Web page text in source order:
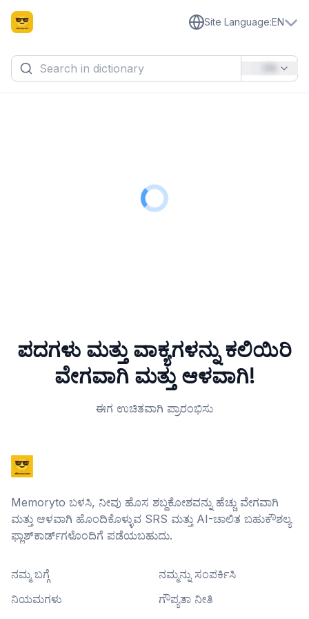
Site Language:EN
ಪದಗಳು ಮತ್ತು ವಾಕ್ಯಗಳನ್ನು ಕಲಿಯಿರಿ
ವೇಗವಾಗಿ ಮತ್ತು ಆಳವಾಗಿ!
ಈಗ ಉಚಿತವಾಗಿ ಪ್ರಾರಂಭಿಸು
Memoryto ಬಳಸಿ, ನೀವು ಹೊಸ ಶಬ್ದಕೋಶವನ್ನು ಹೆಚ್ಚು ವೇಗವಾಗಿ
ಮತ್ತು ಆಳವಾಗಿ ಹೊಂದಿಕೊಳ್ಳುವ SRS ಮತ್ತು AI-ಚಾಲಿತ ಬಹುಕೌಶಲ್ಯ
ಫ್ಲಾಶ್‌ಕಾರ್ಡ್‌ಗಳೊಂದಿಗೆ ಪಡೆಯಬಹುದು.
ನಮ್ಮ ಬಗ್ಗೆ
ನಮ್ಮನ್ನು ಸಂಪರ್ಕಿಸಿ
ನಿಯಮಗಳು
ಗೌಪ್ಯತಾ ನೀತಿ